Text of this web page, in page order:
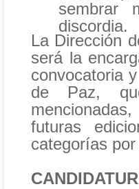
sembrar
discordia.
La Dirección
será la
convocatoria
de Paz,
futuras
categorías